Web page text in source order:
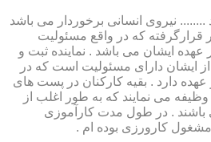
از تعداد ........ نیروی انسانی برخوردار می باشد
که در واقع مسئولیت
عهده ایشان می باشد . نماینده ثبت و
از ایشان دارای مسئولیت است که در
عهده دارد . بقیه کارکنان در پست های
می نمایند که به طور اغلب از
. در طول مدت کارآموزی
کارورزی بوده ام .